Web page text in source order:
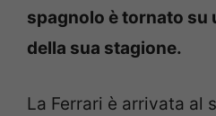
spagnolo è tornato su
della sua stagione.
La Ferrari è arrivata al